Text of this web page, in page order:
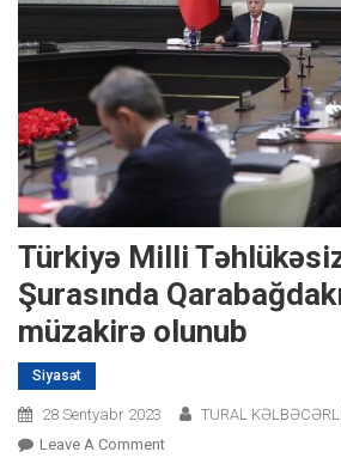
Türkiyə Milli
Şurasında
müzakirə olunub
Siyasət
28 Sentyabr 2023
TURAL KƏLBƏCƏRLİ
Leave A CommentOn